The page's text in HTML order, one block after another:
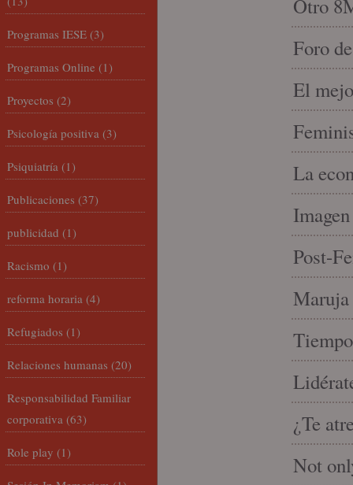
Otro
Foro
El
La
Post-
Maruja
¿Te
Not
Programas IESE (3)
Programas Online (1)
Proyectos (2)
Psicología positiva (3)
Psiquiatría (1)
Publicaciones (37)
publicidad (1)
Racismo (1)
reforma horaria (4)
Refugiados (1)
Relaciones humanas (20)
Responsabilidad Familiar
corporativa (63)
Role play (1)